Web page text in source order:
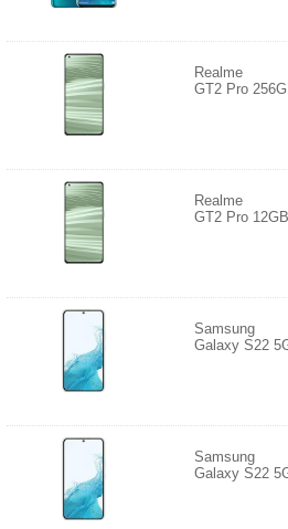
Realme
GT2 Pro
Realme
GT2 Pro
Samsung
Galaxy S22
Samsung
Galaxy S22